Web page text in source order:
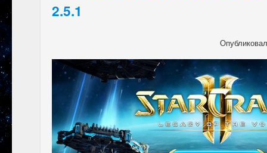
2.5.1